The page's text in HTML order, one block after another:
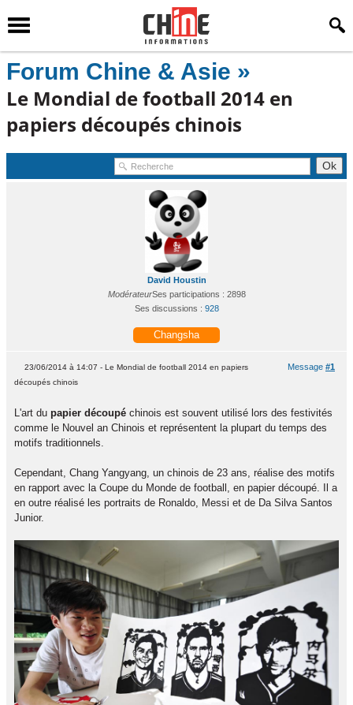
Forum Chine & Asie »
Le Mondial de football 2014 en
papiers découpés chinois
David Houstin
ModérateurSes participations : 2898
Ses discussions : 928
Changsha
Message #1
23/06/2014 à 14:07 - Le Mondial de football 2014 en papiers
découpés chinois
L'art du papier découpé chinois est souvent utilisé lors des festivités
comme le Nouvel an Chinois et représentent la plupart du temps des
motifs traditionnels.
Cependant, Chang Yangyang, un chinois de 23 ans, réalise des motifs
en rapport avec la Coupe du Monde de football, en papier découpé. Il a
en outre réalisé les portraits de Ronaldo, Messi et de Da Silva Santos
Junior.